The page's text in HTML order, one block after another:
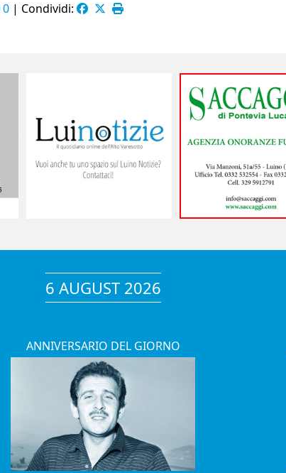
0 | Condividi:
6 AUGUST 2026
ANNIVERSARIO DEL GIORNO